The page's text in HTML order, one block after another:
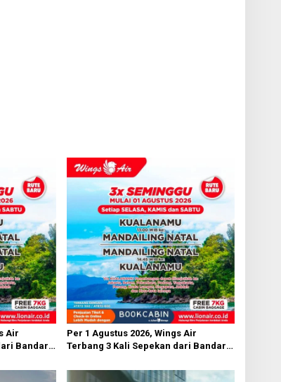
Air
Bandara
Per 1 Agustus 2026, Wings Air
Terbang 3 Kali Sepekan dari Bandara